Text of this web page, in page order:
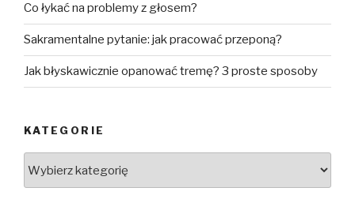
Co łykać na problemy z głosem?
Sakramentalne pytanie: jak pracować przeponą?
Jak błyskawicznie opanować tremę? 3 proste sposoby
KATEGORIE